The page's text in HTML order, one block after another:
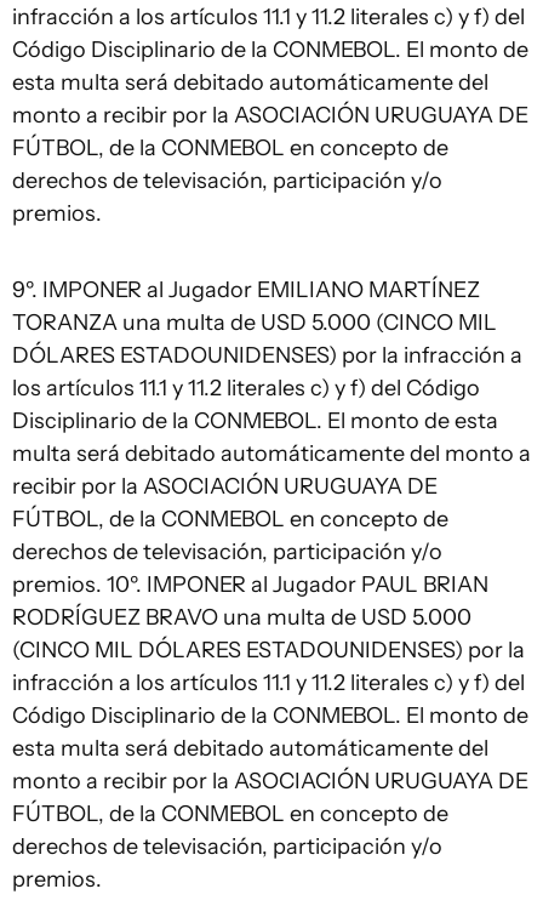
infracción a los artículos 11.1 y 11.2 literales c) y f) del
Código Disciplinario de la CONMEBOL. El monto de
esta multa será debitado automáticamente del
monto a recibir por la ASOCIACIÓN URUGUAYA DE
FÚTBOL, de la CONMEBOL en concepto de
derechos de televisación, participación y/o
premios.
9º. IMPONER al Jugador EMILIANO MARTÍNEZ
TORANZA una multa de USD 5.000 (CINCO MIL
DÓLARES ESTADOUNIDENSES) por la infracción a
los artículos 11.1 y 11.2 literales c) y f) del Código
Disciplinario de la CONMEBOL. El monto de esta
multa será debitado automáticamente del monto a
recibir por la ASOCIACIÓN URUGUAYA DE
FÚTBOL, de la CONMEBOL en concepto de
derechos de televisación, participación y/o
premios. 10º. IMPONER al Jugador PAUL BRIAN
RODRÍGUEZ BRAVO una multa de USD 5.000
(CINCO MIL DÓLARES ESTADOUNIDENSES) por la
infracción a los artículos 11.1 y 11.2 literales c) y f) del
Código Disciplinario de la CONMEBOL. El monto de
esta multa será debitado automáticamente del
monto a recibir por la ASOCIACIÓN URUGUAYA DE
FÚTBOL, de la CONMEBOL en concepto de
derechos de televisación, participación y/o
premios.